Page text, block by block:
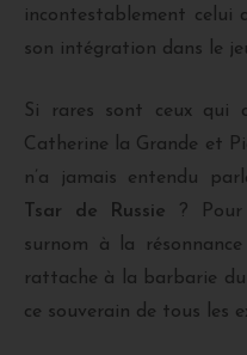
incontestablement celui
son intégration dans le
Si rares sont ceux qui
Catherine la Grande et
n’a jamais entendu
Tsar de Russie ? Pour
surnom à la
rattache à la barbarie du
ce souverain de tous les